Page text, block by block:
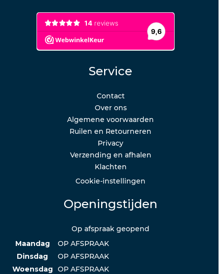
Service
Contact
Over ons
Algemene voorwaarden
Ruilen en Retourneren
Privacy
Verzending en afhalen
Klachten
Cookie-instellingen
Openingstijden
Op afspraak geopend
Maandag
OP AFSPRAAK
Dinsdag
OP AFSPRAAK
Woensdag OP AFSPRAAK